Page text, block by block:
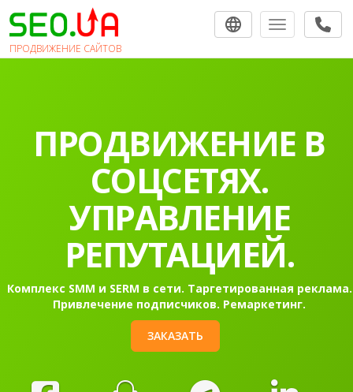
ПРОДВИЖЕНИЕ САЙТОВ
Toggle
ПРОДВИЖЕНИЕ В
СОЦСЕТЯХ.
УПРАВЛЕНИЕ
РЕПУТАЦИЕЙ.
Комплекс SMM и SERM в сети. Таргетированная реклама.
Привлечение подписчиков. Ремаркетинг.
ЗАКАЗАТЬ